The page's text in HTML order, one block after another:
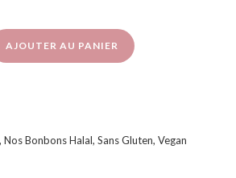
AJOUTER AU PANIER
,Nos Bonbons Halal, Sans Gluten, Vegan